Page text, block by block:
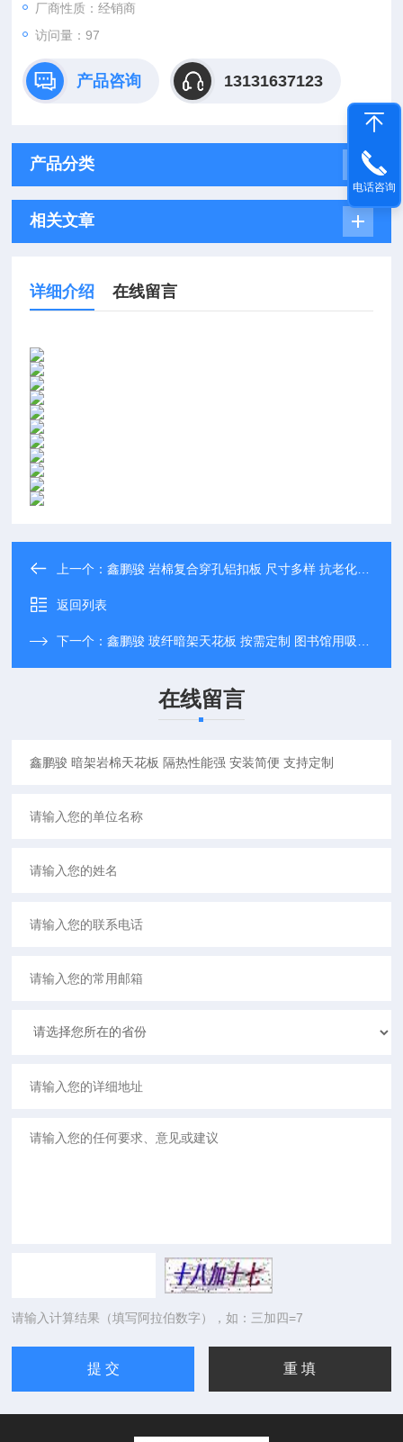
厂商性质：经销商
访问量：97
产品咨询 13131637123
产品分类
相关文章
详细介绍 在线留言
上一个：鑫鹏骏 岩棉复合穿孔铝扣板 尺寸多样 抗老化耐候性强 专业生产
返回列表
下一个：鑫鹏骏 玻纤暗架天花板 按需定制 图书馆用吸声材料 一站式服务
在线留言
请输入计算结果（填写阿拉伯数字），如：三加四=7
电话咨询